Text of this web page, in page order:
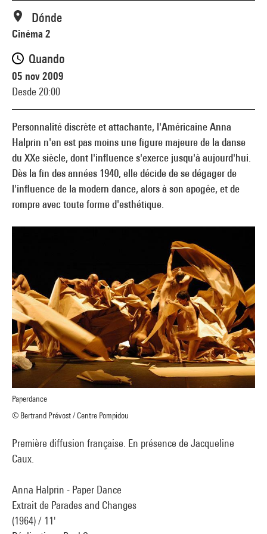
Personnalité discrète et attachante, l'Américaine Anna
Halprin n'en est pas moins une figure majeure de la danse
du XXe siècle, dont l'influence s'exerce jusqu'à aujourd'hui.
Dès la fin des années 1940, elle décide de se dégager de
l'influence de la modern dance, alors à son apogée, et de
rompre avec toute forme d'esthétique.
Paperdance
© Bertrand Prévost / Centre Pompidou
Première diffusion française. En présence de Jacqueline
Caux.
Anna Halprin - Paper Dance
Extrait de Parades and Changes
(1964) / 11'
Dónde
Cinéma 2
Quando
05 nov 2009
Desde 20:00